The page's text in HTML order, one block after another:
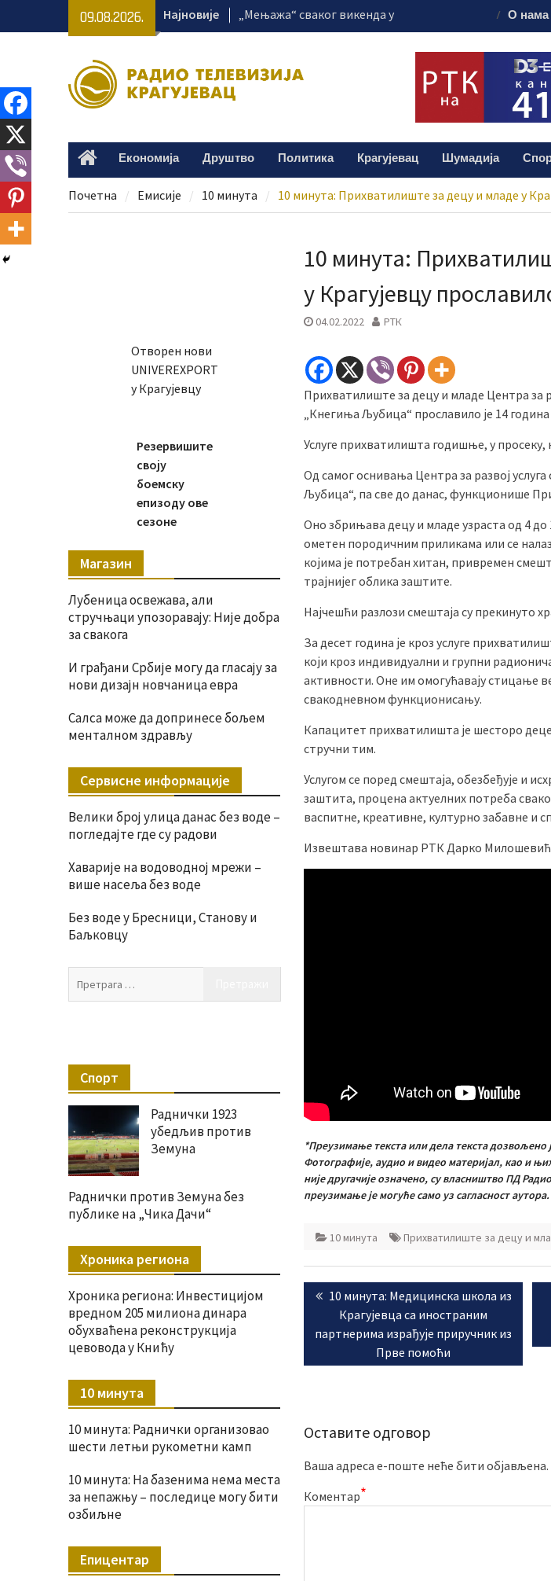
09.08.2026. Најновије
Пансиони за псе све траженији током
летње сезоне
Расписан тендер за санацију крова
две клинике крагујевачког УКЦ-а
О нама
HomeЕкономија Друштво Политика Крагујевац Шумадија
Почетна Емисије 10 минута 10 минута: Прихватилиште за децу и младе у
10 минута:
у Крагујевцу
04.02.2022 РТК
Прихватилиште за децу и младе Центра за
„Кнегиња Љубица“ прославило је 14 година
Услуге прихватилишта годишње, у просеку,
Од самог оснивања Центра за развој
Љубица“, па све до данас, функционише
Оно збрињава децу и младе узраста од 4 до
ометен породичним приликама или се
којима је потребан хитан, привремен
трајнијег облика заштите.
Најчешћи разлози смештаја су прекинуто
За десет година је кроз услуге
који кроз индивидуални и групни
активности. Оне им омогућавају стицање
свакодневном функционисању.
Капацитет прихватилишта је шесторо
стручни тим.
Услугом се поред смештаја, обезбеђује и
заштита, процена актуелних потреба
васпитне, креативне, културно забавне и
Извештава новинар РТК Дарко
*Преузимање текста или дела текста дозвољено
Фотографије, аудио и видео материјал, као и
није другачије означено, су власништво ПД
преузимање је могуће само уз сагласност аутора.
10 минута Прихватилиште за децу и
Кретање
чланка
Previous
post:
10 минута: Медицинска школа из
Крагујевца са иностраним
партнерима израђује приручник из
Прве помоћи
Оставите одговор
Ваша адреса е-поште неће бити објављена.
Коментар*
Отворен нови
UNIVEREXPORT
у Крагујевцу
Резервишите
своју
боемску
епизоду ове
сезоне
Магазин
Лубеница освежава, али
стручњаци упозоравају: Није добра
за свакога
И грађани Србије могу да гласају за
нови дизајн новчаница евра
Салса може да допринесе бољем
менталном здрављу
Сервисне информације
Велики број улица данас без воде –
погледајте где су радови
Хаварије на водоводној мрежи –
више насеља без воде
Без воде у Бресници, Станову и
Баљковцу
Спорт
Раднички 1923
убедљив против
Земуна
Раднички против Земуна без
публике на „Чика Дачи“
Хроника региона
Хроника региона: Инвестицијом
вредном 205 милиона динара
обухваћена реконструкција
цевовода у Книћу
10 минута
10 минута: Раднички организовао
шести летњи рукометни камп
10 минута: На базенима нема места
за непажњу – последице могу бити
озбиљне
Епицентар